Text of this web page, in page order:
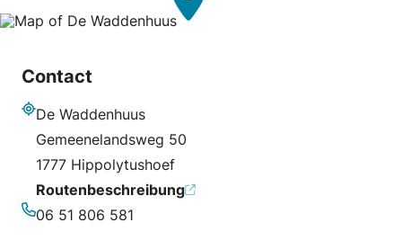
Contact
De Waddenhuus
Gemeenelandsweg 50
1777 Hippolytushoef
Routenbeschreibung
06 51 806 581